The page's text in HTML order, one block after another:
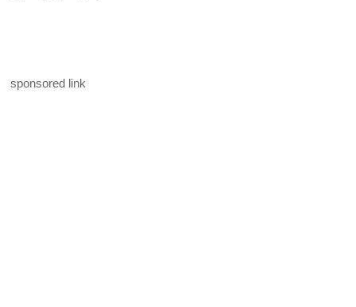
sponsored link